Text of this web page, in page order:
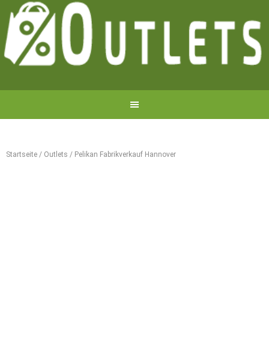
Startseite / Outlets / Pelikan Fabrikverkauf Hannover